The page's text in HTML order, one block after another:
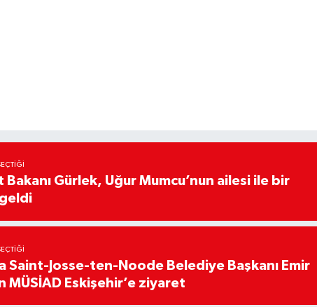
Bakanı Gürlek, Uğur Mumcu’nun ailesi ile bir
Saint-Josse-ten-Noode Belediye Başkanı Emir
MÜSİAD Eskişehir’e ziyaret